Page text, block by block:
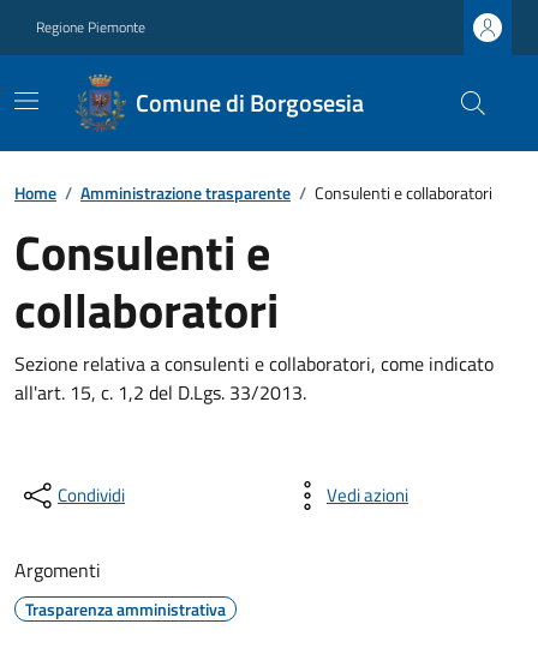
Regione Piemonte
Comune di Borgosesia
Home / Amministrazione trasparente / Consulenti e collaboratori
Consulenti e
collaboratori
Sezione relativa a consulenti e collaboratori, come indicato
all'art. 15, c. 1,2 del D.Lgs. 33/2013.
Condividi Vedi azioni
Argomenti
Trasparenza amministrativa